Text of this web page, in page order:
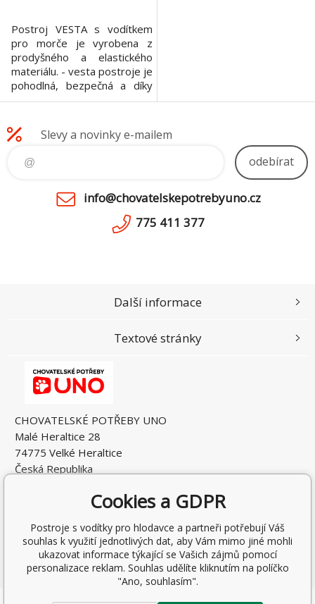
Postroj VESTA s vodítkem
pro morče je vyrobena z
prodyšného a elastického
materiálu. - vesta postroje je
pohodlná, bezpečná a díky
měkkému polstrování
nastavitelná v oblasti
hrudníku a břicha na suchý
zip, který umožňuje rychlou
manipulaci při oblékání -
vodítka, díky němuž máte
Slevy a novinky e-mailem
odebírat
info@chovatelskepotrebyuno.cz
775 411 377
CHOVATELSKÉ POTŘEBY UNO
Malé Heraltice 28
74775 Velké Heraltice
Česká Republika
DIČ: CZ7405265549
Další informace
Textové stránky
Cookies a GDPR
Postroje s vodítky pro hlodavce a partneři potřebují Váš
souhlas k využití jednotlivých dat, aby Vám mimo jiné mohli
ukazovat informace týkající se Vašich zájmů pomocí
personalizace reklam. Souhlas udělíte kliknutím na políčko
"Ano, souhlasím".